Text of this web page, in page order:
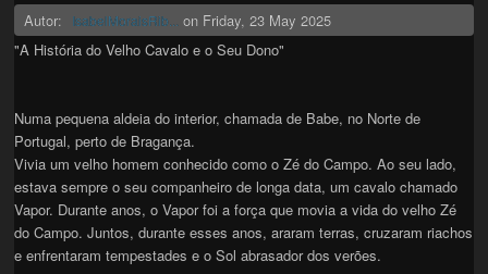
Autor: IsabelMoraisRib... on Friday, 23 May 2025
"A História do Velho Cavalo e o Seu Dono"
Numa pequena aldeia do interior, chamada de Babe, no Norte de
Portugal, perto de Bragança.
Vivia um velho homem conhecido como o Zé do Campo. Ao seu lado,
estava sempre o seu companheiro de longa data, um cavalo chamado
Vapor. Durante anos, o Vapor foi a força que movia a vida do velho Zé
do Campo. Juntos, durante esses anos, araram terras, cruzaram riachos
e enfrentaram tempestades e o Sol abrasador dos verões.